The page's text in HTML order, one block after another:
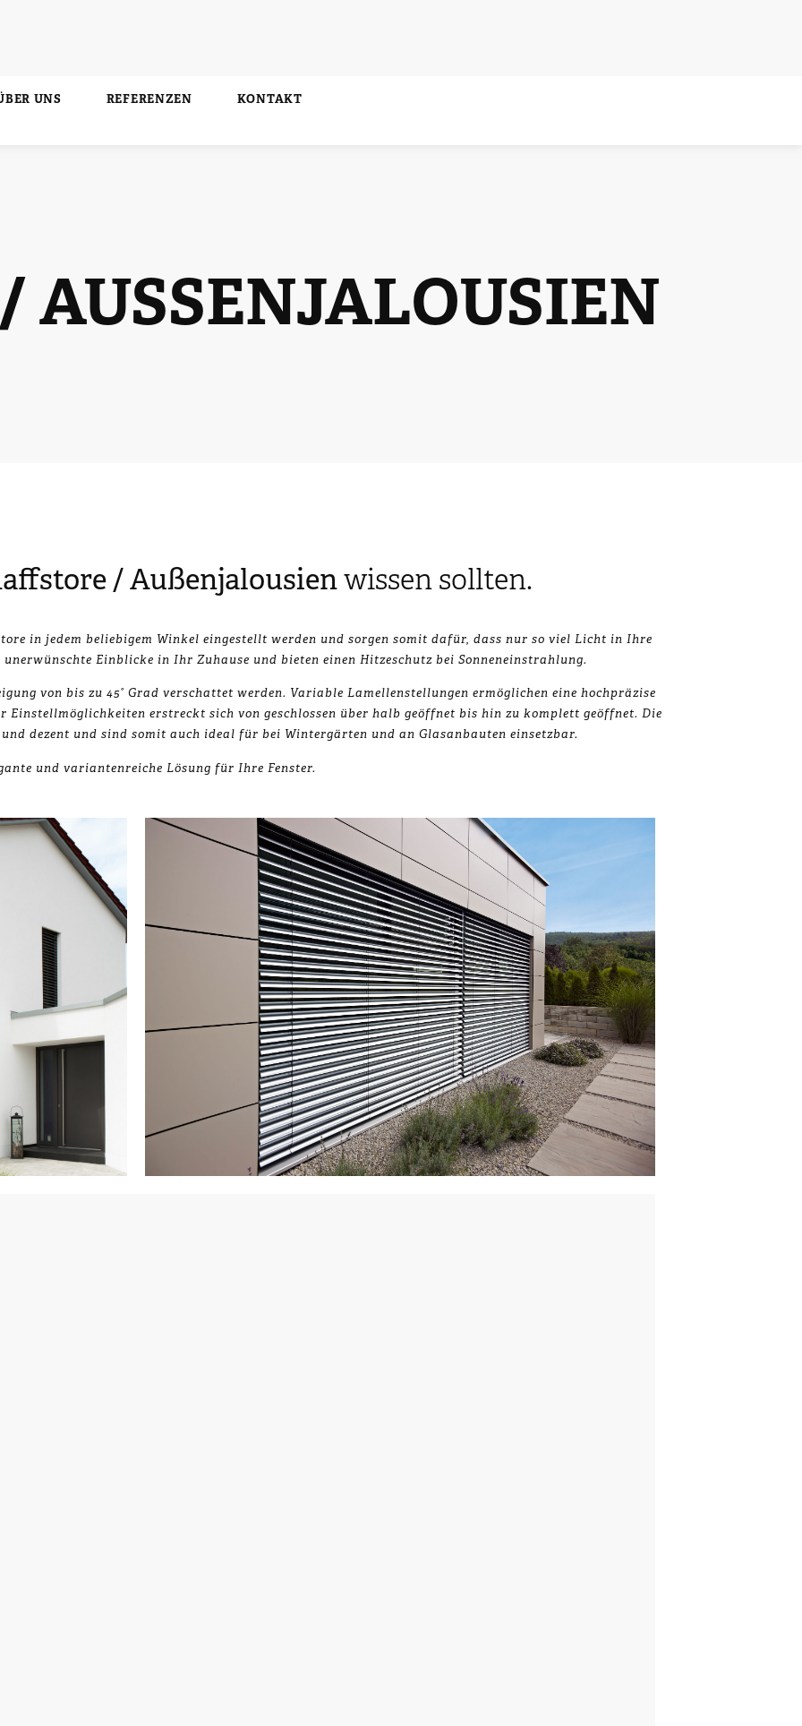
UNS REFERENZEN KONTAKT
AUSSEN­JALOUSIEN
/ Außenjalousienwissen sollten.
in jedem beliebigem Winkel eingestellt werden und sorgen somit dafür, dass nur so viel Licht in Ihre
Einblicke in Ihr Zuhause und bieten einen Hitzeschutz bei Sonneneinstrahlung.
von bis zu 45° Grad verschattet werden. Variable Lamellenstellungen ermöglichen eine hochpräzise
erstreckt sich von geschlossen über halb geöffnet bis hin zu komplett geöffnet. Die
dezent und sind somit auch ideal für bei Wintergärten und an Glasanbauten einsetzbar.
und variantenreiche Lösung für Ihre Fenster.